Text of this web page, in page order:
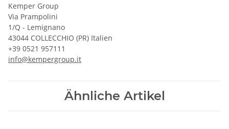
Kemper Group
Via Prampolini
1/Q - Lemignano
43044 COLLECCHIO (PR) Italien
+39 0521 957111
info@kempergroup.it
Ähnliche Artikel